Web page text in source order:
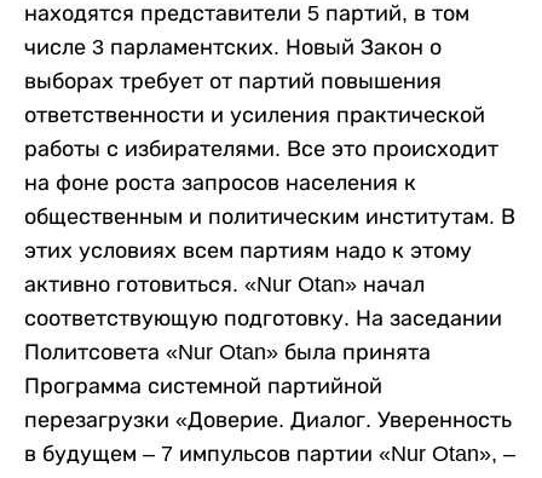
находятся представители 5 партий, в том
числе 3 парламентских. Новый Закон о
выборах требует от партий повышения
ответственности и усиления практической
работы с избирателями. Все это происходит
на фоне роста запросов населения к
общественным и политическим институтам. В
этих условиях всем партиям надо к этому
активно готовиться. «Nur Otan» начал
соответствующую подготовку. На заседании
Политсовета «Nur Otan» была принята
Программа системной партийной
перезагрузки «Доверие. Диалог. Уверенность
в будущем – 7 импульсов партии «Nur Otan», –